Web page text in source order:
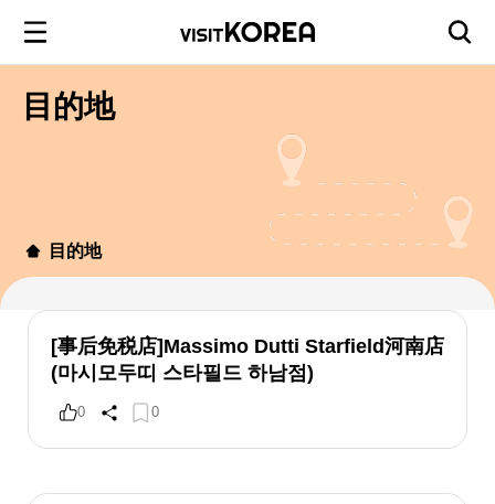
目的地
目的地
[事后免税店]Massimo Dutti Starfield河南店
(마시모두띠 스타필드 하남점)
0 0